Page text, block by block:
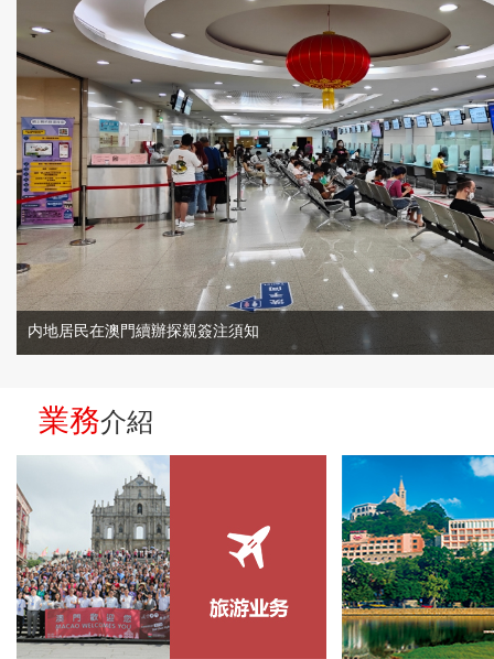
内地居民在澳門續辦探親簽注須知
業務介紹